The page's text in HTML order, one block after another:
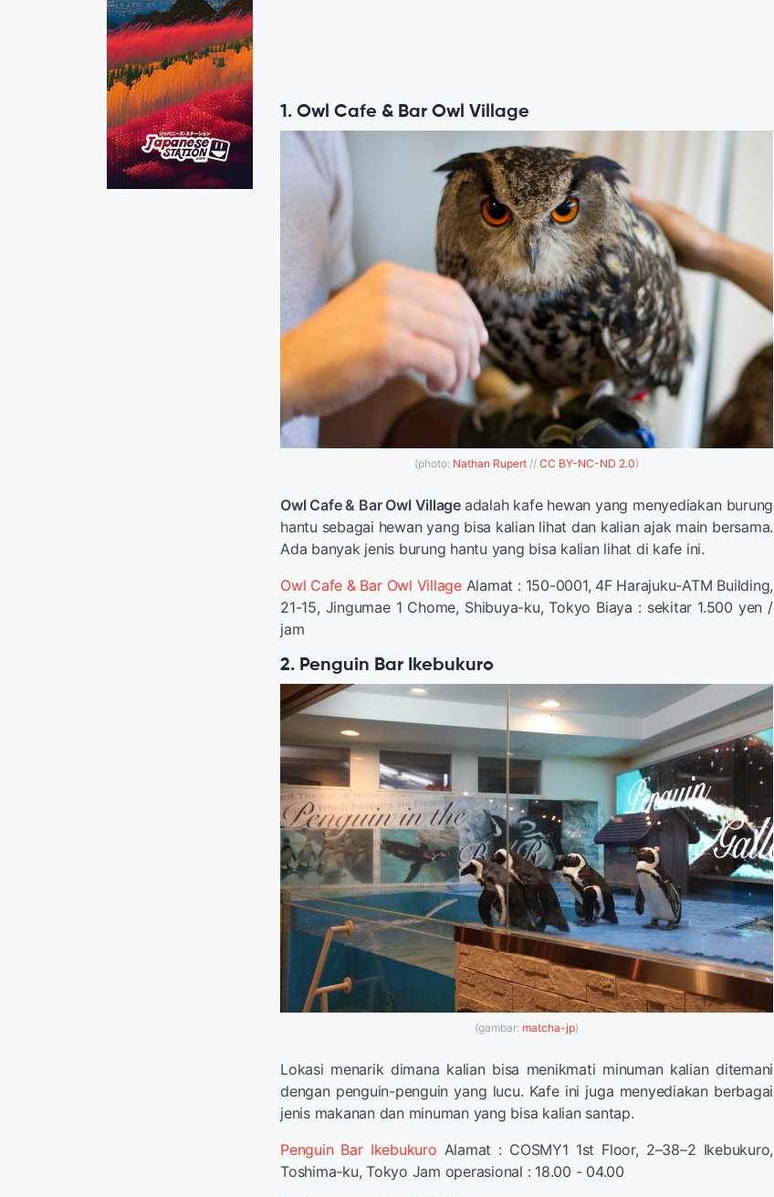
1. Owl Cafe & Bar Owl Village
(photo: Nathan Rupert // CC BY-NC-ND 2.0)
Owl Cafe & Bar Owl Village adalah kafe hewan yang menyediakan burung
hantu sebagai hewan yang bisa kalian lihat dan kalian ajak main bersama.
Ada banyak jenis burung hantu yang bisa kalian lihat di kafe ini.
Owl Cafe & Bar Owl VillageAlamat : 150-0001, 4F Harajuku-ATM Building,
21-15, ​Jingumae 1 Chome, Shibuya-ku, Tokyo Biaya : sekitar 1.500 yen /
jam
2. Penguin Bar Ikebukuro
(gambar: matcha-jp)
Lokasi menarik dimana kalian bisa menikmati minuman kalian ditemani
dengan penguin-penguin yang lucu. Kafe ini juga menyediakan berbagai
jenis makanan dan minuman yang bisa kalian santap.
Penguin Bar Ikebukuro Alamat : COSMY1 1st Floor, 2–38–2 Ikebukuro,
Toshima-ku, Tokyo Jam operasional : 18.00 - 04.00